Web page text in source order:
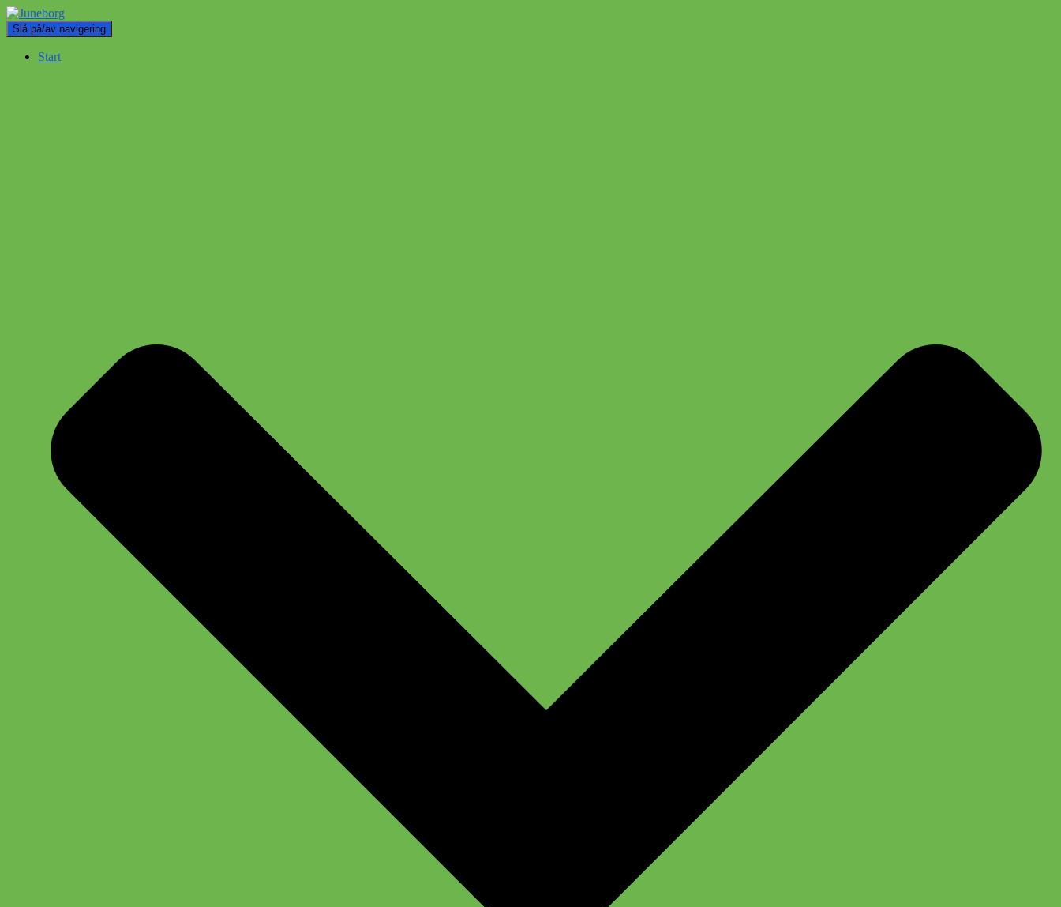
Slå på/av navigering
Start